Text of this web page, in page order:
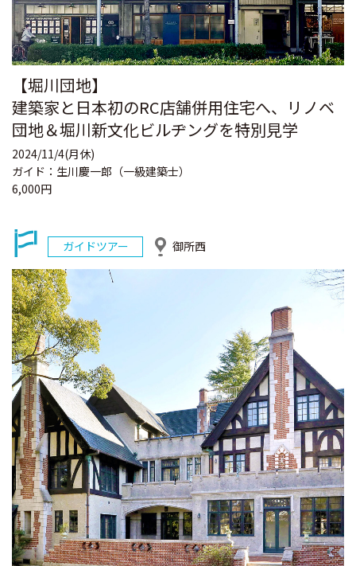
【堀川団地】
建築家と日本初のRC店舗併用住宅へ、リノベ
団地＆堀川新文化ビルヂングを特別見学
2024/11/4(月休)
ガイド：生川慶一郎（一級建築士）
6,000円
ガイドツアー 御所西